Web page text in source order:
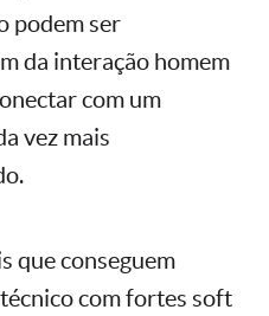
podem ser
da interação homem
com um
vez mais
que conseguem
com fortes soft